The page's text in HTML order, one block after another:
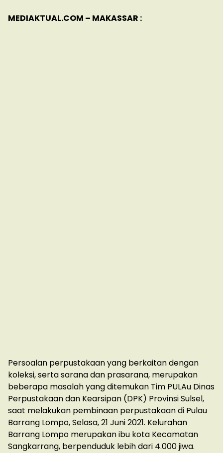
MEDIAKTUAL.COM – MAKASSAR :
Persoalan perpustakaan yang berkaitan dengan
koleksi, serta sarana dan prasarana, merupakan
beberapa masalah yang ditemukan Tim PULAu Dinas
Perpustakaan dan Kearsipan (DPK) Provinsi Sulsel,
saat melakukan pembinaan perpustakaan di Pulau
Barrang Lompo, Selasa, 21 Juni 2021. Kelurahan
Barrang Lompo merupakan ibu kota Kecamatan
Sangkarrang, berpenduduk lebih dari 4.000 jiwa.